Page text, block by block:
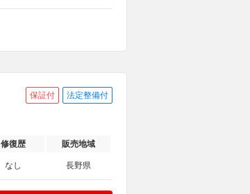
保証付 法定整備付
修復歴 販売地域
なし 長野県